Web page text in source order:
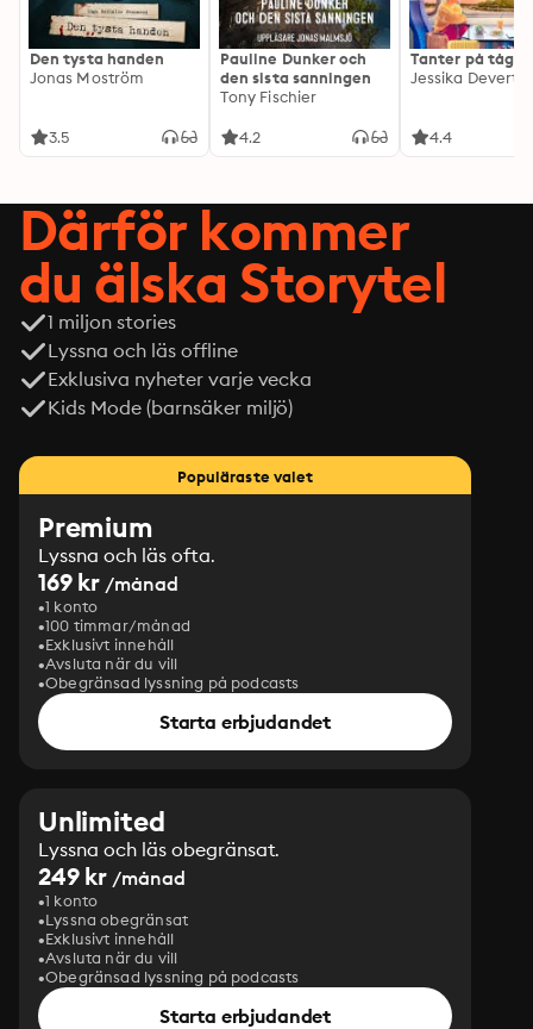
Den tysta handen
Jonas Moström
3.5
Pauline Dunker och
den sista sanningen
Tony Fischier
4.2
Tanter på tåg
Jessika Devert
4.4
Därför kommer
du älska Storytel
1 miljon stories
Lyssna och läs offline
Exklusiva nyheter varje vecka
Kids Mode (barnsäker miljö)
Populäraste valet
Premium
Lyssna och läs ofta.
169 kr /månad
1 konto
100 timmar/månad
Exklusivt innehåll
Avsluta när du vill
Obegränsad lyssning på podcasts
Starta erbjudandet
Unlimited
Lyssna och läs obegränsat.
249 kr /månad
1 konto
Lyssna obegränsat
Exklusivt innehåll
Avsluta när du vill
Obegränsad lyssning på podcasts
Starta erbjudandet